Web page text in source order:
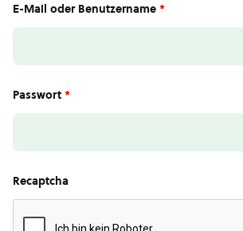
E-Mail oder Benutzername *
Passwort *
Recaptcha